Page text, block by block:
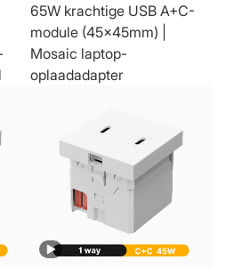
65W krachtige USB A+C-
module (45x45mm) |
Mosaic laptop-
oplaadadapter